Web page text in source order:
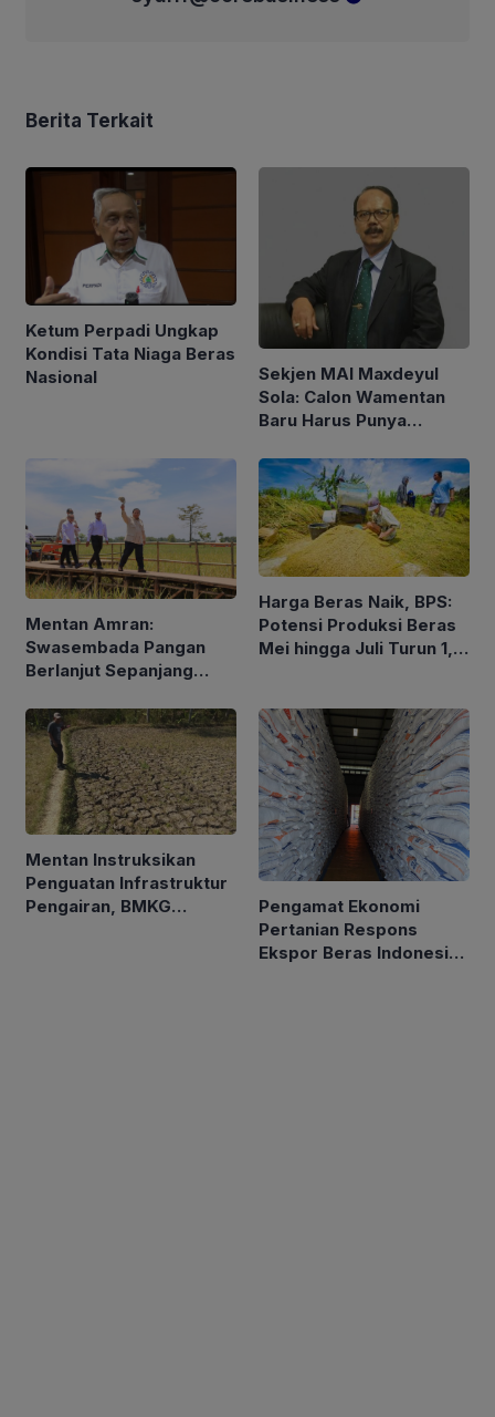
Berita Terkait
Ketum Perpadi Ungkap
Kondisi Tata Niaga Beras
Nasional
Sekjen MAI Maxdeyul
Sola: Calon Wamentan
Baru Harus Punya
Holistik
Mentan Amran:
Swasembada Pangan
Berlanjut Sepanjang
Harga Beras Naik, BPS:
Potensi Produksi Beras
Mei hingga Juli Turun 1,16
Mentan Instruksikan
Penguatan Infrastruktur
Pengairan, BMKG
Pengamat Ekonomi
Pertanian Respons
Ekspor Beras Indonesia